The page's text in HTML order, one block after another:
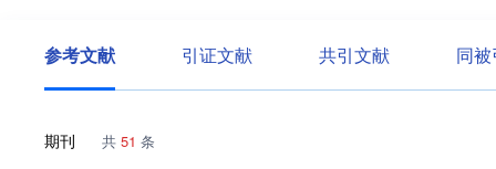
参考文献 引证文献 共引文献 同
期刊 共 51 条